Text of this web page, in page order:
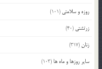
روزه و سلامتی (101)
زرتشتی (40)
زنان(317)
سایر روزها و ماه ها (103)